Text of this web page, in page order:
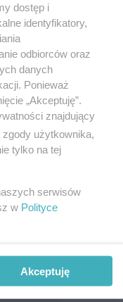
w Twoim
dostęp i
identyfikatory,
odbiorców oraz
danych
Ponieważ
„Akceptuję”.
znajdujący
użytkownika,
tylko na tej
serwisów
w Polityce
Akceptuję